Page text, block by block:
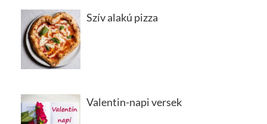
Szív alakú pizza
Valentin-napi versek